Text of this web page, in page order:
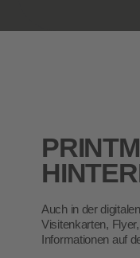
Auch in der
Visitenkarten,
Informationen auf